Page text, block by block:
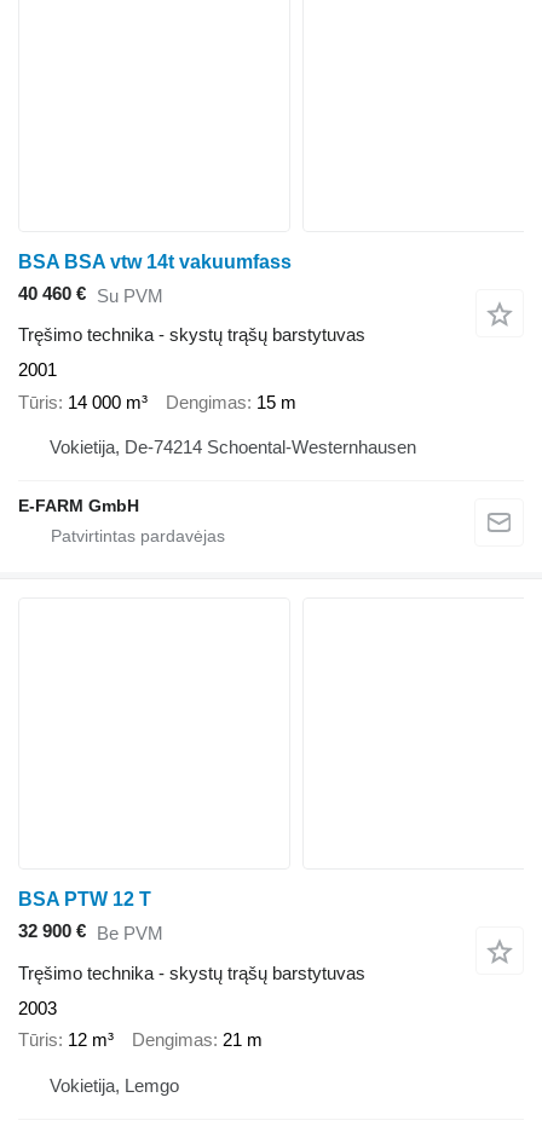
BSA BSA vtw 14t vakuumfass
40 460 € Su PVM
Tręšimo technika - skystų trąšų barstytuvas
2001
Tūris 14 000 m³ Dengimas 15 m
Vokietija, De-74214 Schoental-Westernhausen
E-FARM GmbH
BSA PTW 12 T
32 900 € Be PVM
Tręšimo technika - skystų trąšų barstytuvas
2003
Tūris 12 m³ Dengimas 21 m
Vokietija, Lemgo